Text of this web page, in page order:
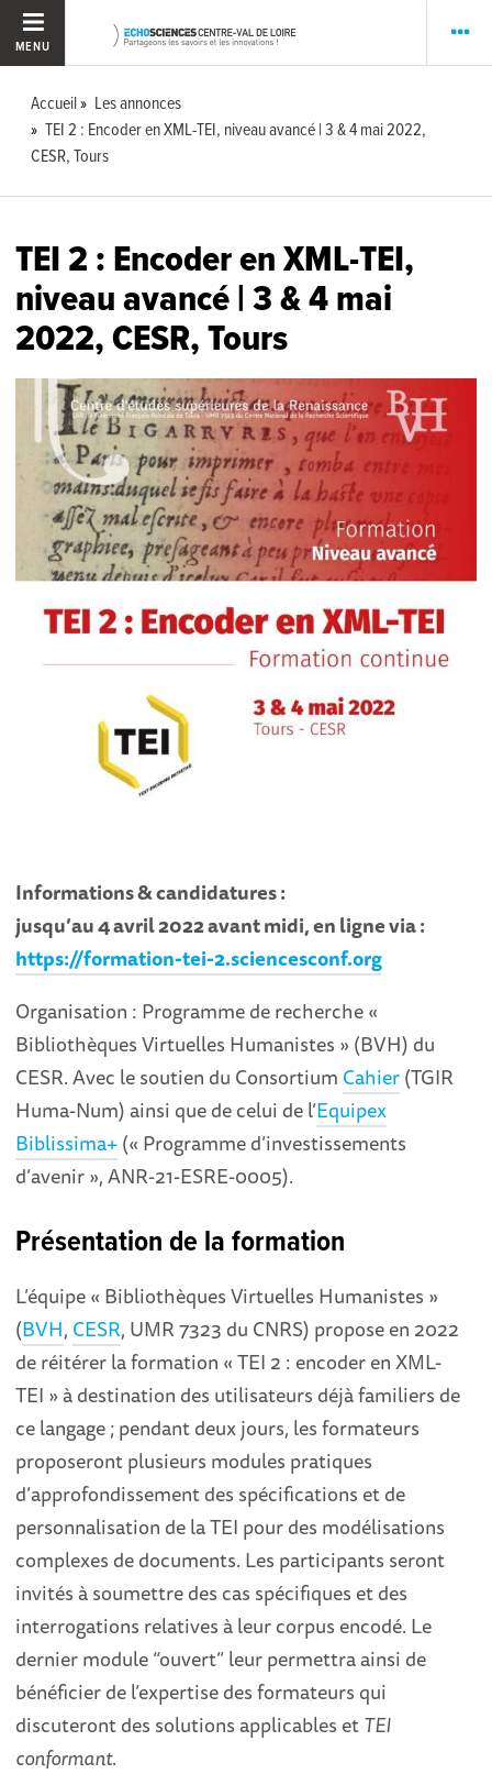
MENU
Accueil
Les annonces
TEI 2 : Encoder en XML-TEI, niveau avancé | 3 & 4 mai 2022,
CESR, Tours
TEI 2 : Encoder en XML-TEI,
niveau avancé | 3 & 4 mai
2022, CESR, Tours
Informations & candidatures :
jusqu’au 4 avril 2022 avant midi, en ligne via :
https://formation-tei-2.sciencesconf.org
Organisation : Programme de recherche «
Bibliothèques Virtuelles Humanistes » (BVH) du
CESR. Avec le soutien du Consortium Cahier(TGIR
Huma-Num) ainsi que de celui de l’Equipex
Biblissima+(« Programme d’investissements
d’avenir », ANR-21-ESRE-0005).
Présentation de la formation
L’équipe « Bibliothèques Virtuelles Humanistes »
(BVH, CESR, UMR 7323 du CNRS) propose en 2022
de réitérer la formation « TEI 2 : encoder en XML-
TEI » à destination des utilisateurs déjà familiers de
ce langage ; pendant deux jours, les formateurs
proposeront plusieurs modules pratiques
d’approfondissement des spécifications et de
personnalisation de la TEI pour des modélisations
complexes de documents. Les participants seront
invités à soumettre des cas spécifiques et des
interrogations relatives à leur corpus encodé. Le
dernier module “ouvert” leur permettra ainsi de
bénéficier de l’expertise des formateurs qui
discuteront des solutions applicables etTEI
conformant.